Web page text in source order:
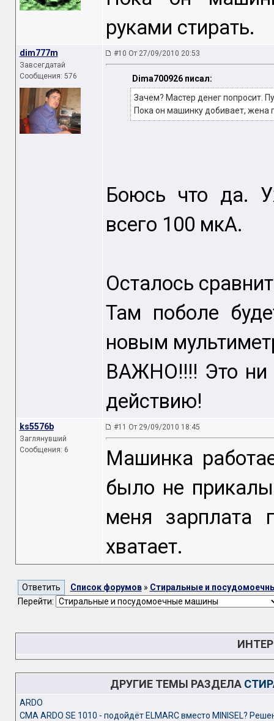
руками стирать.
dim777m
Завсегдатай
Сообщения: 576
#10 От 27/09/2010 20:53
Dima700926 писал:
Зачем? Мастер денег попросит.
Пока он машинку добивает, жена
Боюсь что да.
всего 100 мкА.
Осталось
Там поболе
новым
ВАЖНО!!!! Это ни
действию!
ks5576b
Заглянувший
Сообщения: 6
#11 От 29/09/2010 18:45
Машинка
было не
меня зарплата
хватает.
Список форумов» Стиральные и
Перейти:
ДРУГИЕ ТЕМЫ РАЗДЕЛА
ARDO
CMA ARDO SE 1010 - подойдёт ELMARC вместо MINISEL?